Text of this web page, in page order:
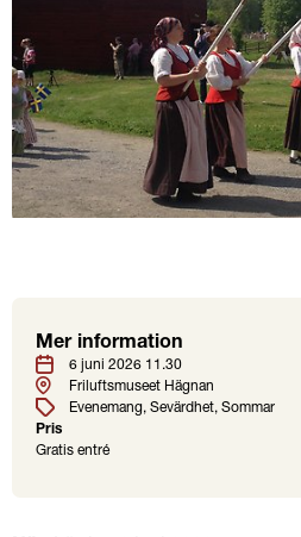
Mer information
Datum6 juni 2026 11.30
Plats
Friluftsmuseet Hägnan
Etiketter
Evenemang Sevärdhet Sommar
Pris
Gratis entré